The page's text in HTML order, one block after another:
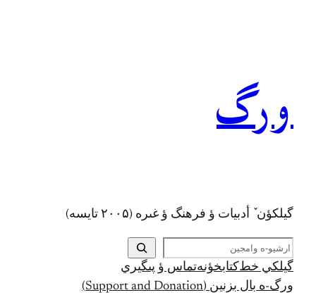
ورگ
گيلکؤن ٚ أدبیات ؤ فرهنگ ؤ غىره (۲۰۰۵ تايسه)
ج
س
ت
ج
گيلکي خط کتابخؤنهتماس ؤ پىگيري
ورگ-ه بال بزنين (Support and Donation)